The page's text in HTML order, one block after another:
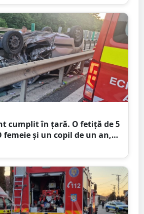
cumplit în țară. O fetiță de 5
și un copil de un an,